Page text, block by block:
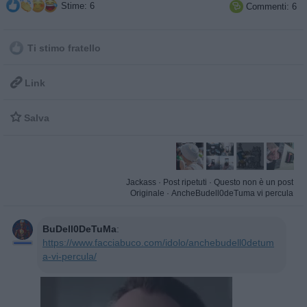
Stime: 6  Commenti: 6
Ti stimo fratello
 Link
 Salva
Jackass · Post ripetuti · Questo non è un post
Originale · AncheBudell0deTuma vi percula
BuDell0DeTuMa:
https://www.facciabuco.com/idolo/anchebudell0detum
a-vi-percula/